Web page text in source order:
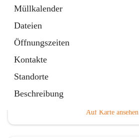
Müllkalender
Dateien
Öffnungszeiten
Kontakte
Standorte
Beschreibung
Auf Karte ansehen